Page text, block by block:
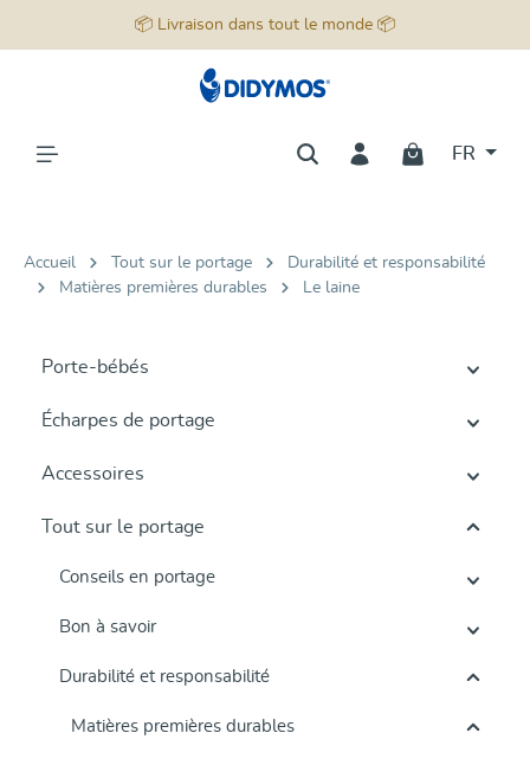
📦 Livraison dans tout le monde 📦
FR
Accueil Tout sur le portage
Durabilité et responsabilité
Matières premières durables
Le laine
Porte-bébés
Écharpes de portage
Accessoires
Tout sur le portage
Conseils en portage
Bon à savoir
Durabilité et responsabilité
Matières premières durables